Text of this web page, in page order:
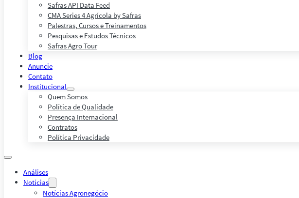
Safras API Data Feed
CMA Series 4 Agrícola by Safras
Palestras, Cursos e Treinamentos
Pesquisas e Estudos Técnicos
Safras Agro Tour
Blog
Anuncie
Contato
Institucional
Quem Somos
Política de Qualidade
Presença Internacional
Contratos
Política Privacidade
Análises
Notícias
Notícias Agronegócio